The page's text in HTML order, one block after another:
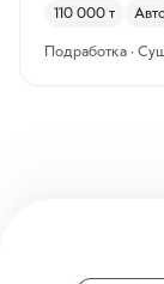
110 000 т
Подработка ·